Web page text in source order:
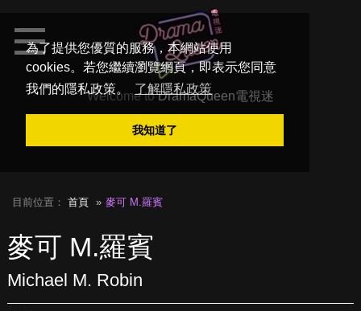
為了提供您優質的服務，本網站使用
cookies。若您繼續瀏覽網頁，即表示您同意
我們的隱私政策。
了解隱私政策
我知道了
Welcome toDramaQueen電視迷
目前位置： 首頁 麥可 M.羅賓
麥可 M.羅賓
Michael M. Robin